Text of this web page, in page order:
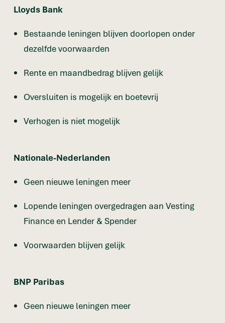
Lloyds Bank
Bestaande leningen blijven doorlopen onder
dezelfde voorwaarden
Rente en maandbedrag blijven gelijk
Oversluiten is mogelijk en boetevrij
Verhogen is niet mogelijk
Nationale-Nederlanden
Geen nieuwe leningen meer
Lopende leningen overgedragen aan Vesting
Finance en Lender & Spender
Voorwaarden blijven gelijk
BNP Paribas
Geen nieuwe leningen meer